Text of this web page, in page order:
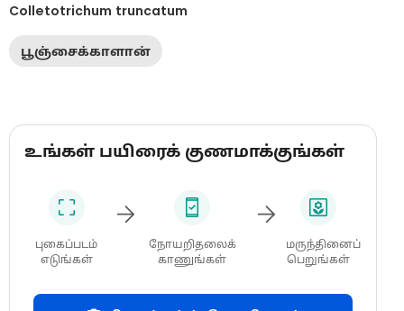
Colletotrichum truncatum
பூஞ்சைக்காளான்
உங்கள் பயிரைக் குணமாக்குங்கள்
புகைப்படம்
எடுங்கள்
நோயறிதலைக்
காணுங்கள்
மருந்தினைப்
பெறுங்கள்